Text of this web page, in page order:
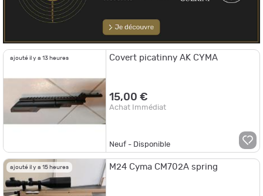
ajouté il y a 13 heures Covert picatinny AK CYMA
15,00 €
Achat Immédiat
Neuf - Disponible
ajouté il y a 15 heures M24 Cyma CM702A spring